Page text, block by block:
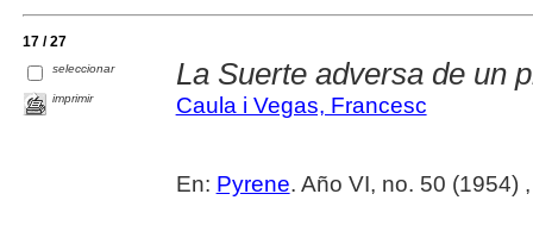
17 / 27
seleccionar
imprimir
La Suerte adversa de un
Caula i Vegas, Francesc
En: Pyrene. Año VI, no. 50 (1954)